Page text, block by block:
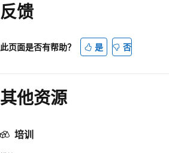
模
已
用
反馈
此页面是否有帮助？ 是 否
其他资源
培训